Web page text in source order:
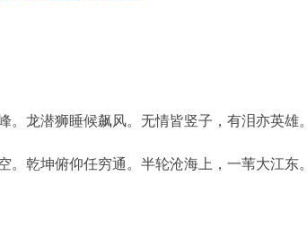
龙潜狮睡候飙风。无情皆竖子，有泪亦英雄。
乾坤俯仰任穷通。半轮沧海上，一苇大江东。